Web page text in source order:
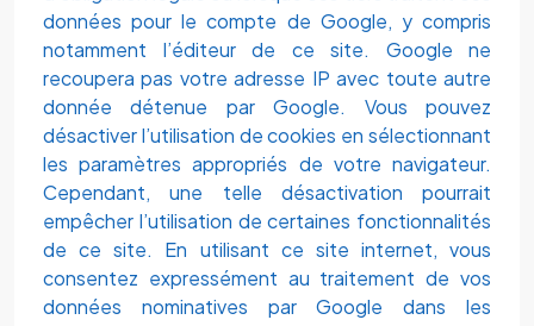
données pour le compte de Google, y compris
notamment l’éditeur de ce site. Google ne
recoupera pas votre adresse IP avec toute autre
donnée détenue par Google. Vous pouvez
désactiver l’utilisation de cookies en sélectionnant
les paramètres appropriés de votre navigateur.
Cependant, une telle désactivation pourrait
empêcher l’utilisation de certaines fonctionnalités
de ce site. En utilisant ce site internet, vous
consentez expressément au traitement de vos
données nominatives par Google dans les